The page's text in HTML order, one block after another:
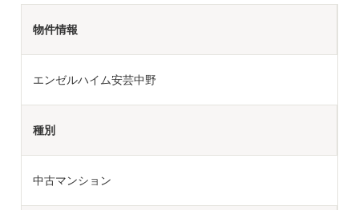
物件情報
エンゼルハイム安芸中野
種別
中古マンション